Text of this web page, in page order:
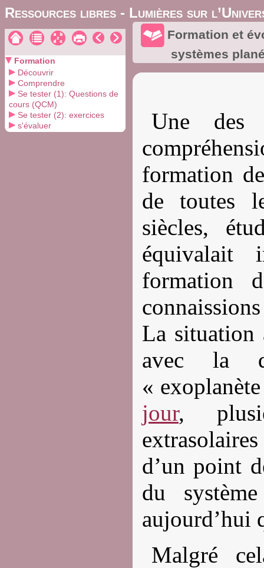
Ressources libres - Lumières sur
Formation
Découvrir
Comprendre
Se tester (1): Questions de
cours (QCM)
Se tester (2): exercices
s'évaluer
Formation et
systèmes
Une des
formation
de toutes
siècles,
équivalait
formation
La situation
avec la
«
jour,
d’un point
du
aujourd’hui
Malgré